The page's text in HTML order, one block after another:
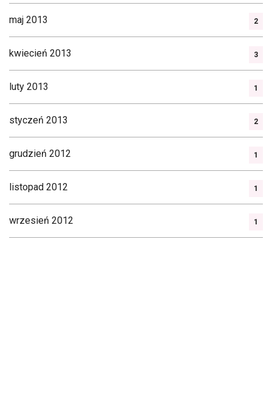
maj 2013 2
kwiecień 2013 3
luty 2013 1
styczeń 2013 2
grudzień 2012 1
listopad 2012 1
wrzesień 2012 1